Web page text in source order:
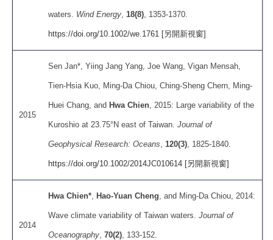
waters. Wind Energy 18(8) , 1353-1370.
https://doi.org/10.1002/we.1761 [另開新視窗]
2015
Sen Jan*, Yiing Jang Yang, Joe Wang, Vigan Mensah,
Tien-Hsia Kuo, Ming-Da Chiou, Ching-Sheng Chern, Ming-
Huei Chang, andHwa Chien , 2015: Large variability of the
Kuroshio at 23.75°N east of Taiwan.Journal of
Geophysical Research: Oceans 120(3) , 1825-1840.
https://doi.org/10.1002/2014JC010614 [另開新視窗]
2014
Hwa Chien* ,Hao-Yuan Cheng , and Ming-Da Chiou, 2014:
Wave climate variability of Taiwan waters.Journal of
Oceanography ,70(2) , 133-152.